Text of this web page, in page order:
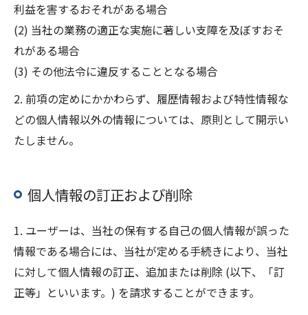
利益を害するおそれがある場合
(2) 当社の業務の適正な実施に著しい支障を及ぼすおそ
れがある場合
(3) その他法令に違反することとなる場合
2. 前項の定めにかかわらず、履歴情報および特性情報な
どの個人情報以外の情報については、原則として開示い
たしません。
個人情報の訂正および削除
1. ユーザーは、当社の保有する自己の個人情報が誤った
情報である場合には、当社が定める手続きにより、当社
に対して個人情報の訂正、追加または削除 (以下、「訂
正等」といいます。) を請求することができます。